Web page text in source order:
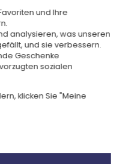
einen Paketshop
5,50 €
Hause
und Ihre
analysieren, was unseren
und sie verbessern.
Geschenke
sozialen
klicken Sie "Meine